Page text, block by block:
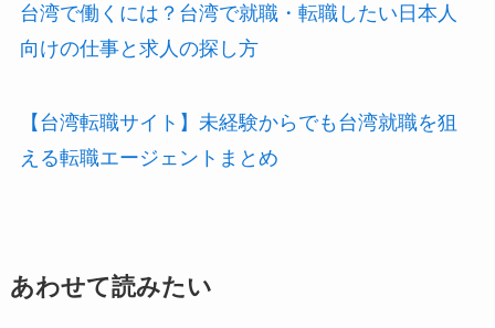
台湾で働くには？台湾で就職・転職したい日本人
向けの仕事と求人の探し方
【台湾転職サイト】未経験からでも台湾就職を狙
える転職エージェントまとめ
あわせて読みたい